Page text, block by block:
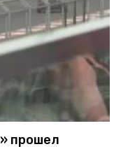
прошел